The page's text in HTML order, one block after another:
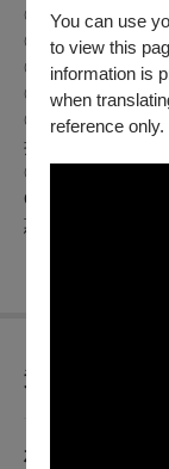
You can use
to view this
information is
when
reference only.
◎ 長者票：民國
◎ 無獨有偶「偶
◎ 學生票9折（入
◎ 藝文套票：4場
◎ 團體票：單場
折。
◎ 本節目適用文
OPENTIX網站與
惠共用，席次有限
退換須知
相關單位